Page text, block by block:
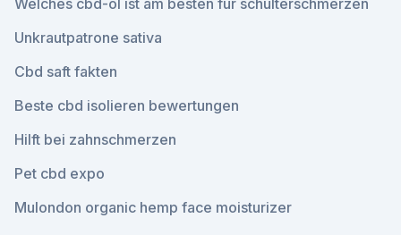
Welches cbd-öl ist am besten für schulterschmerzen
Unkrautpatrone sativa
Cbd saft fakten
Beste cbd isolieren bewertungen
Hilft bei zahnschmerzen
Pet cbd expo
Mulondon organic hemp face moisturizer